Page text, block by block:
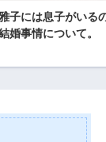
子には息子がいる
婚事情について。